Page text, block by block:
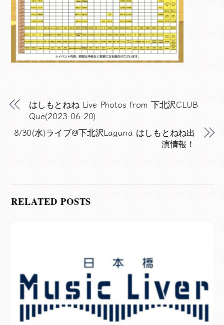
はしもとねね Live Photos from 下北沢CLUB
Que(2023-06-20)
8/30(水)ライブ@下北沢Laguna はしもとねね出
演情報！
RELATED POSTS